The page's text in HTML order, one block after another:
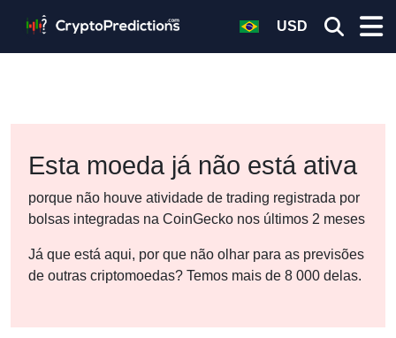
USD
Esta moeda já não está ativa
porque não houve atividade de trading registrada por
bolsas integradas na CoinGecko nos últimos 2 meses
Já que está aqui, por que não olhar para as previsões
de outras criptomoedas? Temos mais de 8 000 delas.